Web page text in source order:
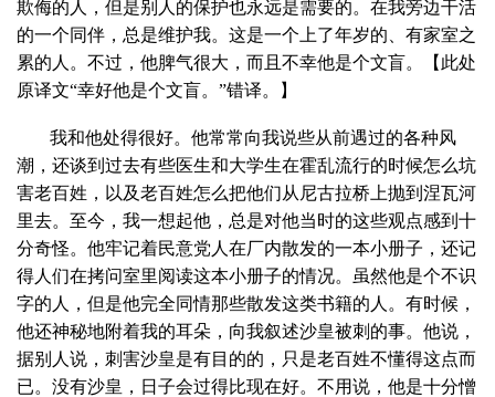
欺侮的人，但是别人的保护也永远是需要的。在我旁边干活
的一个同伴，总是维护我。这是一个上了年岁的、有家室之
累的人。不过，他脾气很大，而且不幸他是个文盲。【此处
原译文“幸好他是个文盲。”错译。】
我和他处得很好。他常常向我说些从前遇过的各种风
潮，还谈到过去有些医生和大学生在霍乱流行的时候怎么坑
害老百姓，以及老百姓怎么把他们从尼古拉桥上抛到涅瓦河
里去。至今，我一想起他，总是对他当时的这些观点感到十
分奇怪。他牢记着民意党人在厂内散发的一本小册子，还记
得人们在拷问室里阅读这本小册子的情况。虽然他是个不识
字的人，但是他完全同情那些散发这类书籍的人。有时候，
他还神秘地附着我的耳朵，向我叙述沙皇被刺的事。他说，
据别人说，刺害沙皇是有目的的，只是老百姓不懂得这点而
已。没有沙皇，日子会过得比现在好。不用说，他是十分憎